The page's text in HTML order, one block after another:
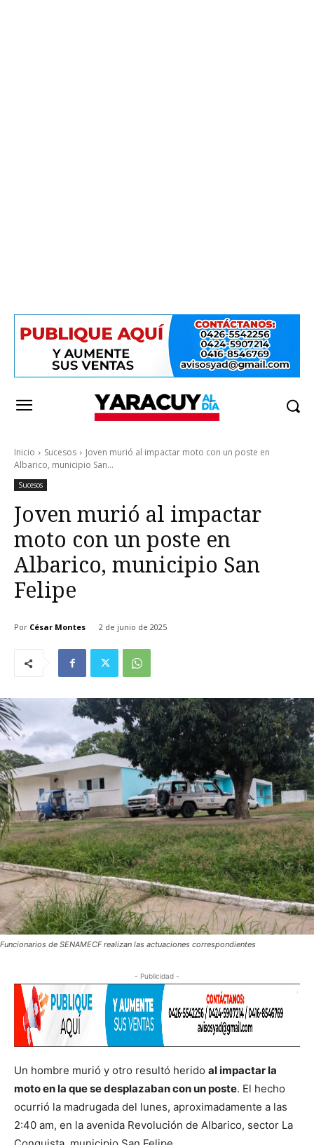
Inicio Sucesos
Joven murió al impactar moto con un poste en
Albarico, municipio San...
Sucesos
Joven murió al impactar
moto con un poste en
Albarico, municipio San
Felipe
Por César Montes 2 de junio de 2025
Funcionarios de SENAMECF realizan las actuaciones correspondientes
- Publicidad -
Un hombre murió y otro resultó herido al impactar la
moto en la que se desplazaban con un poste. El hecho
ocurrió la madrugada del lunes, aproximadamente a las
2:40 am, en la avenida Revolución de Albarico, sector La